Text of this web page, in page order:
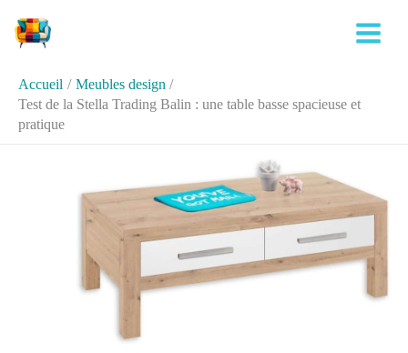
Accueil
Meubles design
Test de la Stella Trading Balin : une table basse spacieuse et
pratique